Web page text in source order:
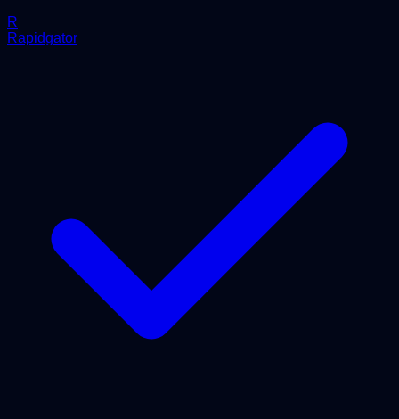
R
Rapidgator